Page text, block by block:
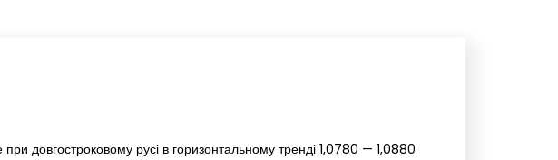
довгостроковому русі в горизонтальному тренді 1,0780 — 1,0880